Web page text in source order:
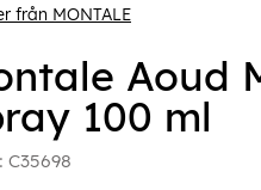
från MONTALE
Aoud
100 ml
C35698